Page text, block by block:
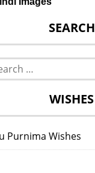
SEARCH
WISHES
Purnima Wishes